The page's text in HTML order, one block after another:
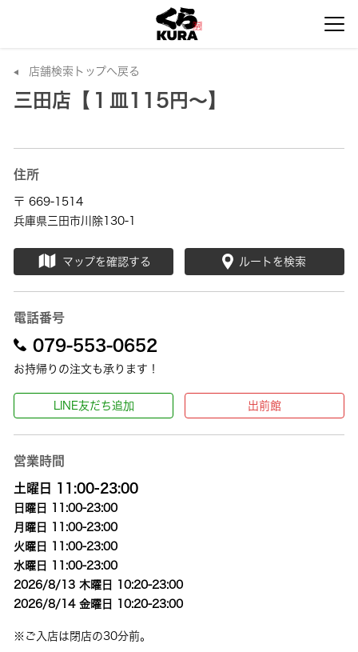
店舗検索トップへ戻る
三田店【１皿115円～】
住所
〒 669-1514
兵庫県三田市川除130-1
マップを確認する ルートを検索
電話番号
079-553-0652
お持帰りの注文も承ります！
LINE友だち追加 出前館
営業時間
土曜日 11:00-23:00
日曜日 11:00-23:00
月曜日 11:00-23:00
火曜日 11:00-23:00
水曜日 11:00-23:00
2026/8/13 木曜日 10:20-23:00
2026/8/14 金曜日 10:20-23:00
※ご入店は閉店の30分前。